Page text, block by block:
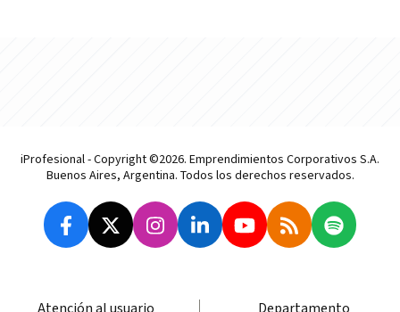
iProfesional - Copyright ©2026. Emprendimientos Corporativos S.A.
Buenos Aires, Argentina. Todos los derechos reservados.